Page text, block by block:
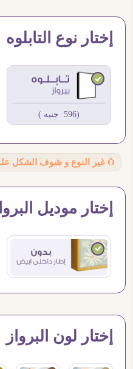
إختار نوع التابلوه
(596 جنيه )
Ö غير النوع و شوف الشكل على
إختار موديل
إختار لون البرواز